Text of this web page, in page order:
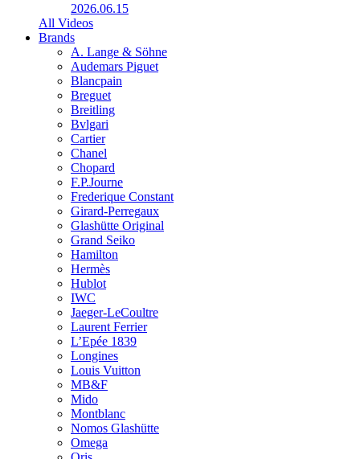
2026.06.15
All Videos
Brands
A. Lange & Söhne
Audemars Piguet
Blancpain
Breguet
Breitling
Bvlgari
Cartier
Chanel
Chopard
F.P.Journe
Frederique Constant
Girard-Perregaux
Glashütte Original
Grand Seiko
Hamilton
Hermès
Hublot
IWC
Jaeger-LeCoultre
Laurent Ferrier
L’Epée 1839
Longines
Louis Vuitton
MB&F
Mido
Montblanc
Nomos Glashütte
Omega